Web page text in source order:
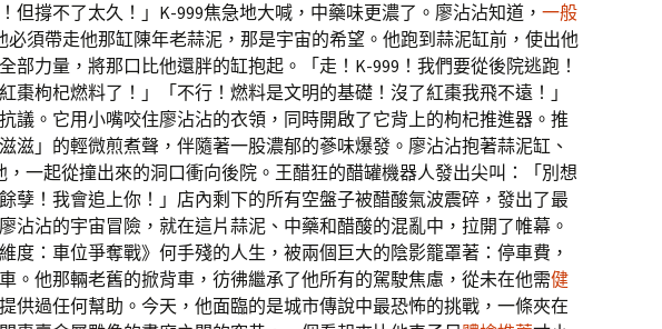
但撐不了太久！」K-999焦急地大喊，中藥味更濃了。廖沾沾知道， 一般
必須帶走他那缸陳年老蒜泥，那是宇宙的希望。他跑到蒜泥缸前，使出他
部力量，將那口比他還胖的缸抱起。「走！K-999！我們要從後院逃跑！
棗枸杞燃料了！」「不行！燃料是文明的基礎！沒了紅棗我飛不遠！」
議。它用小嘴咬住廖沾沾的衣領，同時開啟了它背上的枸杞推進器。推
滋」的輕微煎煮聲，伴隨著一股濃郁的蔘味爆發。廖沾沾抱著蒜泥缸、
，一起從撞出來的洞口衝向後院。王醋狂的醋罐機器人發出尖叫：「別想
孽！我會追上你！」店內剩下的所有空盤子被醋酸氣波震碎，發出了最
沾沾的宇宙冒險，就在這片蒜泥、中藥和醋酸的混亂中，拉開了帷幕。
維度：車位爭奪戰》何手殘的人生，被兩個巨大的陰影籠罩著：停車費，
。他那輛老舊的掀背車，彷彿繼承了他所有的駕駛焦慮，從未在他需健
供過任何幫助。今天，他面臨的是城市傳說中最恐怖的挑戰，一條夾在